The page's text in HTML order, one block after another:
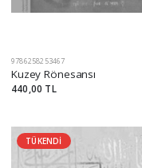
9786258253467
Kuzey Rönesansı
440,00 TL
TÜKENDİ